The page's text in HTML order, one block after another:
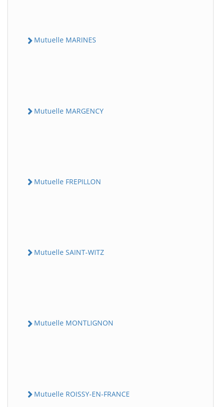
Mutuelle MARINES
Mutuelle MARGENCY
Mutuelle FREPILLON
Mutuelle SAINT-WITZ
Mutuelle MONTLIGNON
Mutuelle ROISSY-EN-FRANCE